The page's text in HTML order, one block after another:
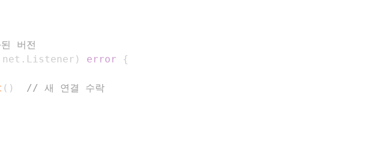
버전
. Listener ) error
{
( )
// 새 연결 수락